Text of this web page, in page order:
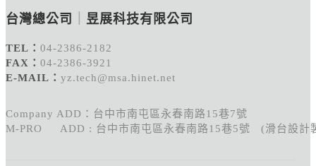
台灣總公司 昱展科技有限公司
TEL： 04-2386-2182
FAX： 04-2386-3921
E-MAIL： yz.tech@msa.hinet.net
Company ADD：台中市南屯區永春南路15巷7號
M-PRO ADD : 台中市南屯區永春南路15巷5號 (滑台設計